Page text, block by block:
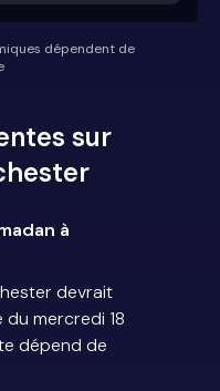
dépendent de
sur
à
devrait
mercredi 18
dépend de